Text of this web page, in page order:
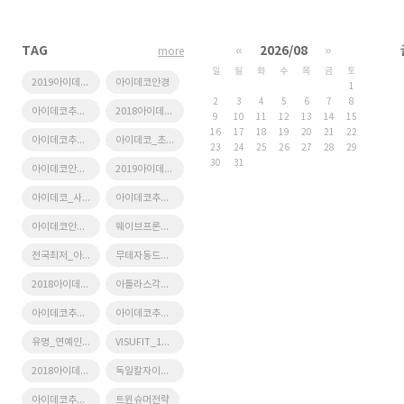
TAG
2019아이데코추천_스틸안경테 아이데코안경
아이데코추천_스틸안경테 2018아이데코추천_스틸안경테
아이데코추천_원형안경테 아이데코_초점설계장비
아이데코안경원_누진다초점_가공_후기 2019아이데코추천_티타늄안경테
아이데코_사이트맵 아이데코추천_티타늄안경테
아이데코안경본점 웨이브프론트수차분석기
전국최저_아이데코_티타늄안경테 무테자동드릴링
2018아이데코추천_무테 아틀라스각막지형도검사기
아이데코추천_사각형안경테 아이데코추천_무테
유명_연예인_사용_브랜드 VISUFIT_1000
2018아이데코추천_티타늄안경테 독일칼자이스3D시력측정
아이데코추천_뿔테안경 트윈슈머전략
more « 2026/08 »
일 월 화 수 목 금
토
1
2
3 4 5 6 7
8
9
10 11 12 13 14
15
16
17 18 19 20 21
22
23
24 25 26 27 28
29
30
31